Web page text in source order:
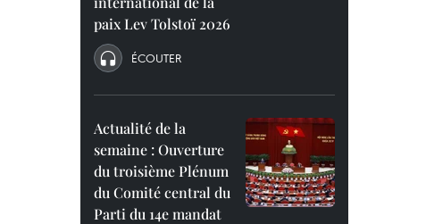
paix Lev Tolstoï 2026
ÉCOUTER
Actualité de la
semaine : Ouverture
du troisième Plénum
du Comité central du
Parti du 14e mandat